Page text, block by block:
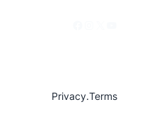
Privacy.Terms